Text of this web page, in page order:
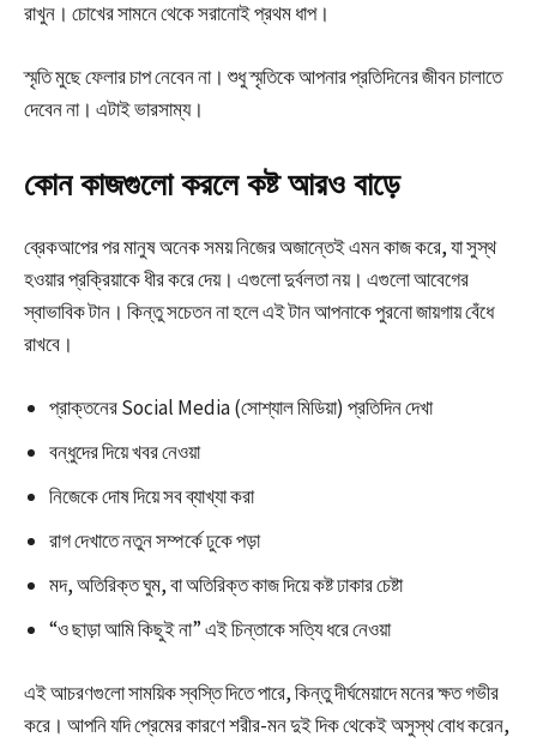
রাখুন। চোখের সামনে থেকে সরানোই প্রথম ধাপ।
স্মৃতি মুছে ফেলার চাপ নেবেন না। শুধু স্মৃতিকে আপনার প্রতিদিনের জীবন চালাতে
দেবেন না। এটাই ভারসাম্য।
কোন কাজগুলো করলে কষ্ট আরও বাড়ে
ব্রেকআপের পর মানুষ অনেক সময় নিজের অজান্তেই এমন কাজ করে, যা সুস্থ
হওয়ার প্রক্রিয়াকে ধীর করে দেয়। এগুলো দুর্বলতা নয়। এগুলো আবেগের
স্বাভাবিক টান। কিন্তু সচেতন না হলে এই টান আপনাকে পুরনো জায়গায় বেঁধে
রাখবে।
প্রাক্তনের Social Media (সোশ্যাল মিডিয়া) প্রতিদিন দেখা
বন্ধুদের দিয়ে খবর নেওয়া
নিজেকে দোষ দিয়ে সব ব্যাখ্যা করা
রাগ দেখাতে নতুন সম্পর্কে ঢুকে পড়া
মদ, অতিরিক্ত ঘুম, বা অতিরিক্ত কাজ দিয়ে কষ্ট ঢাকার চেষ্টা
“ও ছাড়া আমি কিছুই না” এই চিন্তাকে সত্যি ধরে নেওয়া
এই আচরণগুলো সাময়িক স্বস্তি দিতে পারে, কিন্তু দীর্ঘমেয়াদে মনের ক্ষত গভীর
করে। আপনি যদি প্রেমের কারণে শরীর-মন দুই দিক থেকেই অসুস্থ বোধ করেন,